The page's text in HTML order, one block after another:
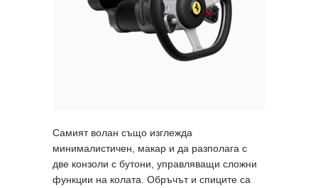
Самият волан също изглежда
минималистичен, макар и да разполага с
две конзоли с бутони, управляващи сложни
функции на колата. Обръчът и спиците са